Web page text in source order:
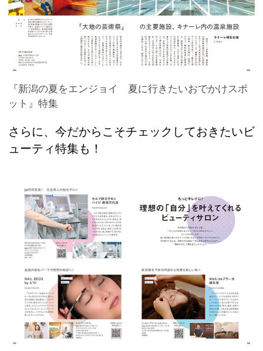
『新潟の夏をエンジョイ 夏に行きたいおでかけスポ
ット』特集
さらに、今だからこそチェックしておきたいビ
ューティ特集も！